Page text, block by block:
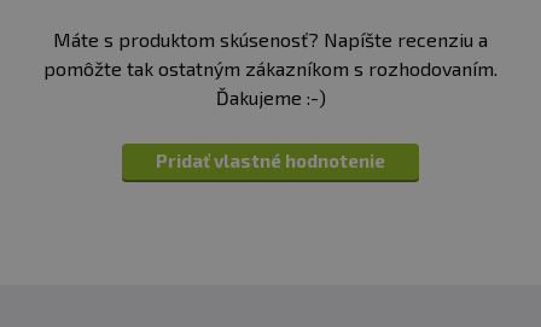
Máte s produktom skúsenosť? Napíšte recenziu a
pomôžte tak ostatným zákazníkom s rozhodovaním.
Ďakujeme :-)
Pridať vlastné hodnotenie